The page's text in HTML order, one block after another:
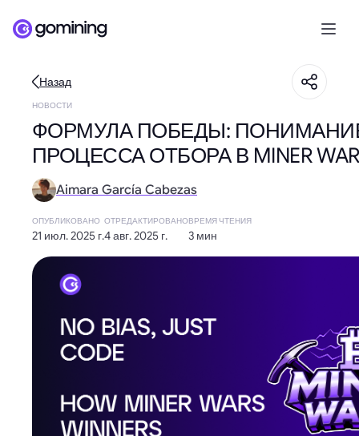
Назад
НОВОСТИ
ФОРМУЛА ПОБЕДЫ:
ПРОЦЕССА ОТБОРА В MINER
Aimara García Cabezas
ОПУБЛИКОВАНО
21 июл. 2025 г.
ОТРЕДАКТИРОВАНО
4 авг. 2025 г.
ВРЕМЯ ЧТЕНИЯ
3 мин